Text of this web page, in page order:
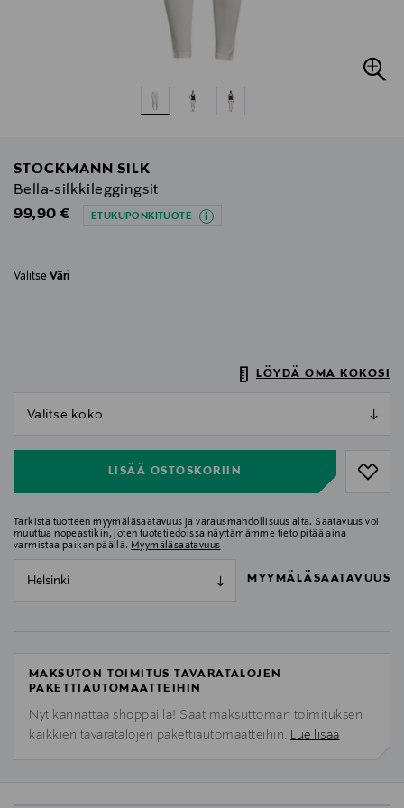
STOCKMANN SILK
Bella-silkkileggingsit
Original Price
99,90 € ETUKUPONKITUOTE
Valitse Väri
LÖYDÄ OMA KOKOSI
LISÄÄ OSTOSKORIIN
Tarkista tuotteen myymäläsaatavuus ja varausmahdollisuus alta. Saatavuus voi
muuttua nopeastikin, joten tuotetiedoissa näyttämämme tieto pitää aina
varmistaa paikan päällä. Myymäläsaatavuus
Helsinki MYYMÄLÄSAATAVUUS
MAKSUTON TOIMITUS TAVARATALOJEN
PAKETTIAUTOMAATTEIHIN
Nyt kannattaa shoppailla! Saat maksuttoman toimituksen
kaikkien tavaratalojen pakettiautomaatteihin. Lue lisää